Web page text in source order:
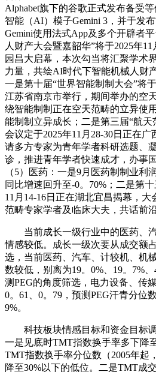
Alphabet旗下的谷歌正式发布备受
智能（AI）模子Gemini 3，并于发
Gemini使用法式App及多个开辟者
人财产大会暨嘉韶华”将于2025年
园昌大启幕，本次勾当将汇聚学术
力量，共绘AI时代下智能机械人财
一是第十届“世界智能制制大会”将
江苏省南京市举行，期间举办的空
绕智能制制正在空天范畴的立异使
能制制立异成长；二是第三届“航
会议定于2025年11月28-30日正在
请多方专家为青年学者科研选题、
诊，推进青年学者快速成才，办事
（5）医药：一是9月医药制制业利
同比增速回升至-0。70%；二是第
11月14-16日正在湖北宜昌揭幕，
范畴专家学者及临床大夫，共话前
当前成长一级行业中的医药、汽
情感较低。成长一级次要从成交额
选，当前医药、汽车、计较机、机
数较低，别离为19。0%、19。7%
测PEG的角度筛选，电力设备、传
0。61、0。79，预测PEG汗青分位
9%。
科技板块情感目标和资金目标调
一是见底时TMT指数换手率多下降
TMT指数换手率分位数（2005年起
降至30%以下的低位。二是TMT成